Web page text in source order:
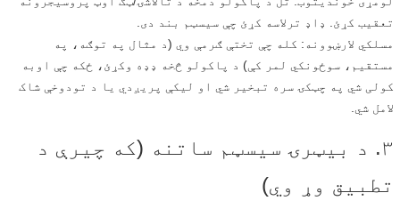
تعقیب کړئ. ډاډ ترلاسه کړئ چې سیسټم بند دی.
مسلکي لارښوونه: کله چې تختې ګرمې وي (د مثال په توګه، په
مستقیم، سوځونکي لمر کې) د پاکولو څخه ډډه وکړئ، ځکه چې اوبه
کولی شي په چټکۍ سره تبخیر شي او لیکې پریږدي یا د تودوخې شاک
لامل شي.
۳. د بیټرۍ سیسټم ساتنه (که چیرې د
تطبیق وړ وي)